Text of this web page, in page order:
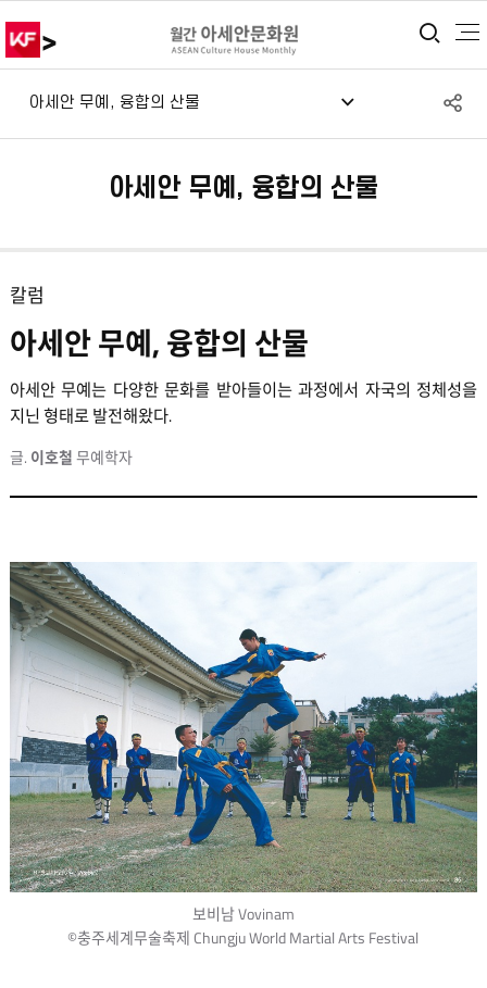
> 통
아세안 무예, 융합의 산물
아세안 무예, 융합의 산물
칼럼
아세안 무예, 융합의 산물
아세안 무예는 다양한 문화를 받아들이는 과정에서 자국의 정체성을
지닌 형태로 발전해왔다.
글. 이호철무예학자
보비남 Vovinam
©충주세계무술축제 Chungju World Martial Arts Festival